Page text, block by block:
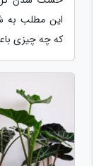
این مطلب به
که چه چیزی